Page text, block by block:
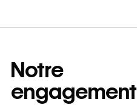
Notre
engagement